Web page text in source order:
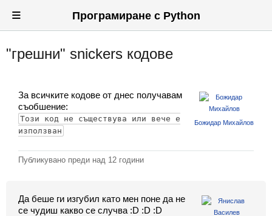
Вход
Новини
Материали
Задачи
Хитринки
≡ Програмиране с Python
"грешни" snickers кодове
Божидар Михайлов
За всичките кодове от днес получавам
съобшение:
Този код не съществува или вече е
използван
Публикувано преди над 12 години
Да беше ги изгубил като мен поне да не
се чудиш какво се случва :D :D :D